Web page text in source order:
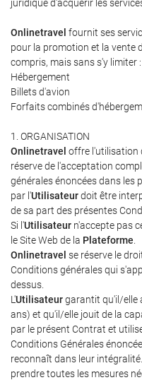
juridique d'acquérir les
Onlinetravel fournit ses
pour la promotion et la vente
compris, mais sans s'y limiter :
Hébergement
Billets d'avion
Forfaits combinés
1. ORGANISATION
Onlinetravel offre l'utilisation
réserve de l'acceptation
générales énoncées dans les
par l'Utilisateurdoit être
de sa part des présentes
Si l'Utilisateur n'accepte pas
le Site Web de la Plateforme
Onlinetravel se réserve le
Conditions générales qui
dessus.
L'Utilisateurgarantit qu'il/elle
ans) et qu'il/elle jouit de la
par le présent Contrat et
Conditions Générales
reconnaît dans leur intégralité.
prendre toutes les mesures